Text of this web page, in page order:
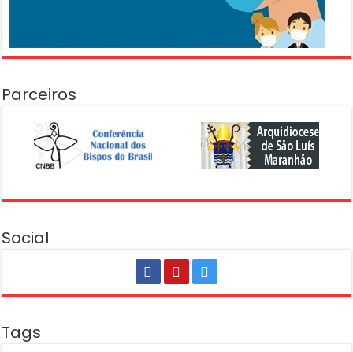
Parceiros
Social
Tags